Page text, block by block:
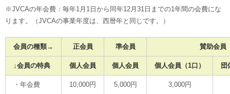
※JVCAの年会費：毎年1月1日から同年12月31日までの1年間の会費にな
ります。（JVCAの事業年度は、西暦年と同じです。）
会員の種類→ 正会員 準会員 賛助会員
↓会員の特典 個人会員 個人会員 個人会員（1口） 団
・年会費 10,000円 5,000円 3,000円